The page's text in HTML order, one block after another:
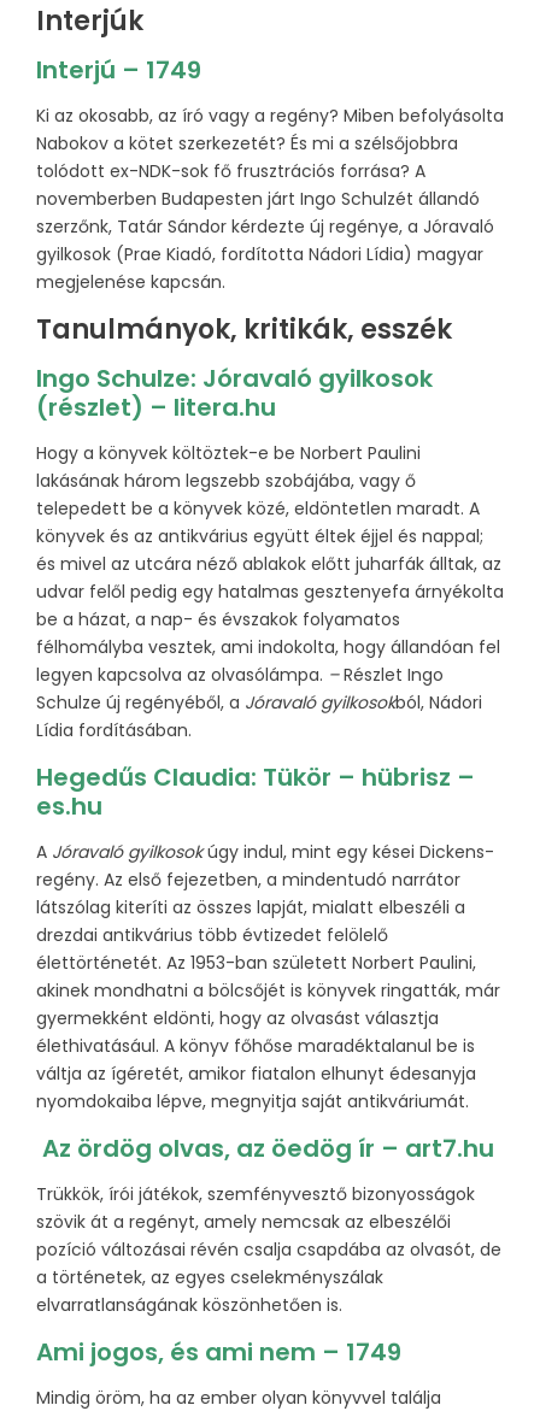
Interjúk
Interjú – 1749
Ki az okosabb, az író vagy a regény? Miben befolyásolta
Nabokov a kötet szerkezetét? És mi a szélsőjobbra
tolódott ex-NDK-sok fő frusztrációs forrása? A
novemberben Budapesten járt Ingo Schulzét állandó
szerzőnk, Tatár Sándor kérdezte új regénye, a Jóravaló
gyilkosok (Prae Kiadó, fordította Nádori Lídia) magyar
megjelenése kapcsán.
Tanulmányok, kritikák, esszék
Ingo Schulze: Jóravaló gyilkosok
(részlet) – litera.hu
Hogy a könyvek költöztek-e be Norbert Paulini
lakásának három legszebb szobájába, vagy ő
telepedett be a könyvek közé, eldöntetlen maradt. A
könyvek és az antikvárius együtt éltek éjjel és nappal;
és mivel az utcára néző ablakok előtt juharfák álltak, az
udvar felől pedig egy hatalmas gesztenyefa árnyékolta
be a házat, a nap- és évszakok folyamatos
félhomályba vesztek, ami indokolta, hogy állandóan fel
legyen kapcsolva az olvasólámpa. –Részlet Ingo
Schulze új regényéből, a Jóravaló gyilkosokból, Nádori
Lídia fordításában.
Hegedűs Claudia: Tükör – hübrisz –
es.hu
A Jóravaló gyilkosokúgy indul, mint egy kései Dickens-
regény. Az első fejezetben, a mindentudó narrátor
látszólag kiteríti az összes lapját, mialatt elbeszéli a
drezdai antikvárius több évtizedet felölelő
élettörténetét. Az 1953-ban született Norbert Paulini,
akinek mondhatni a bölcsőjét is könyvek ringatták, már
gyermekként eldönti, hogy az olvasást választja
élethivatásául. A könyv főhőse maradéktalanul be is
váltja az ígéretét, amikor fiatalon elhunyt édesanyja
nyomdokaiba lépve, megnyitja saját antikváriumát.
Az ördög olvas, az öedög ír – art7.hu
Trükkök, írói játékok, szemfényvesztő bizonyosságok
szövik át a regényt, amely nemcsak az elbeszélői
pozíció változásai révén csalja csapdába az olvasót, de
a történetek, az egyes cselekményszálak
elvarratlanságának köszönhetően is.
Ami jogos, és ami nem – 1749
Mindig öröm, ha az ember olyan könyvvel találja